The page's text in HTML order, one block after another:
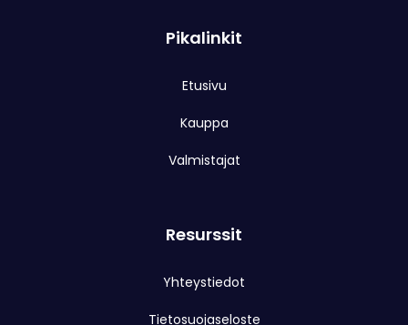
Pikalinkit
Etusivu
Kauppa
Valmistajat
Resurssit
Yhteystiedot
Tietosuojaseloste